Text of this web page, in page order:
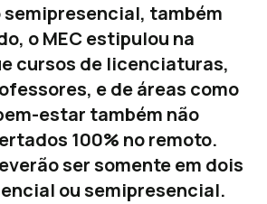
semipresencial, também
o MEC estipulou na
cursos de licenciaturas,
e de áreas como
estar também não
100% no remoto.
ser somente em dois
ou semipresencial.